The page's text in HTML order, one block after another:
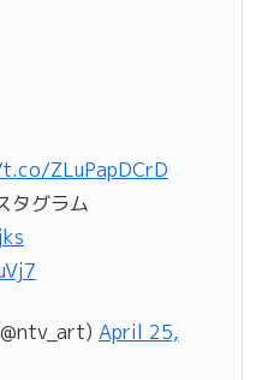
ZLuPapDCrD
タグラム
April 25,